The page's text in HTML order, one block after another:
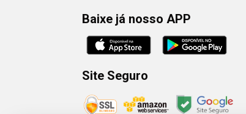
Baixe já nosso APP
Site Seguro